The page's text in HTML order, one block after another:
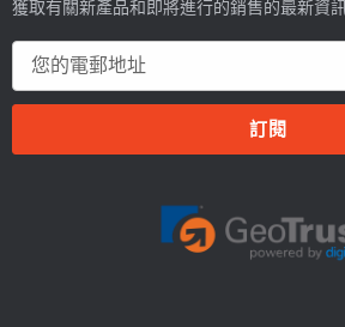
獲取有關新產品和即將進行的銷售的最新資訊
郵